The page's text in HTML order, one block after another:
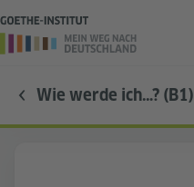
Wie werde ich…? (B1)